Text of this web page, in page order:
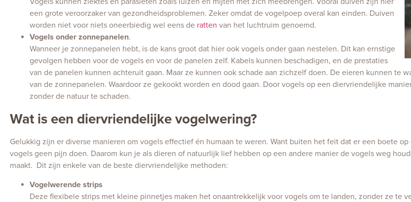
een grote veroorzaker van gezondheidsproblemen. Zeker omdat de vogelpoep overal kan einden. Duiven
worden niet voor niets oneerbiedig wel eens de ratten van het luchtruim genoemd.
Vogels onder zonnepanelen.
Wanneer je zonnepanelen hebt, is de kans groot dat hier ook vogels onder gaan nestelen. Dit kan ernstige
gevolgen hebben voor de vogels en voor de panelen zelf. Kabels kunnen beschadigen, en de prestaties
van de panelen kunnen achteruit gaan. Maar ze kunnen ook schade aan zichzelf doen. De eieren kunnen te
van de zonnepanelen. Waardoor ze gekookt worden en dood gaan. Door vogels op een diervriendelijke
zonder de natuur te schaden.
Wat is een diervriendelijke vogelwering?
Gelukkig zijn er diverse manieren om vogels effectief én humaan te weren. Want buiten het feit dat er een boete
vogels geen pijn doen. Daarom kun je als dieren of natuurlijk lief hebben op een andere manier de vogels weg
maakt. Dit zijn enkele van de beste diervriendelijke methoden:
Vogelwerende strips
Deze flexibele strips met kleine pinnetjes maken het onaantrekkelijk voor vogels om te landen, zonder ze te